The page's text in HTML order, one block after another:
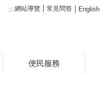
:::網站導覽 常見問答 English
便民服務